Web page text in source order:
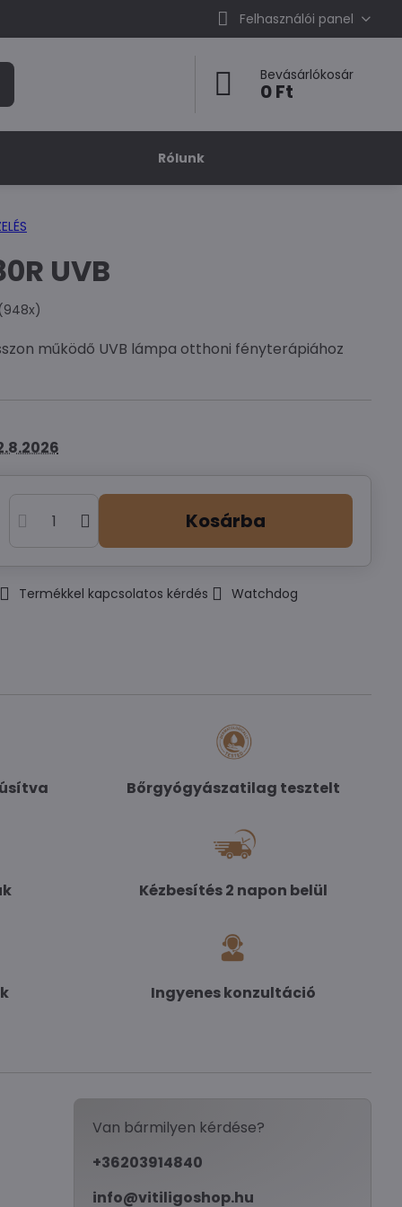
Felhasználói panel
Bevásárlókosár
0 Ft
Rólunk
UVB
948x)
működő UVB lámpa otthoni fényterápiához
Kosárba
Termékkel kapcsolatos kérdés Watchdog
Bőrgyógyászatilag tesztelt
Kézbesítés 2 napon belül
Ingyenes konzultáció
Van bármilyen kérdése?
+36203914840
info@vitiligoshop.hu